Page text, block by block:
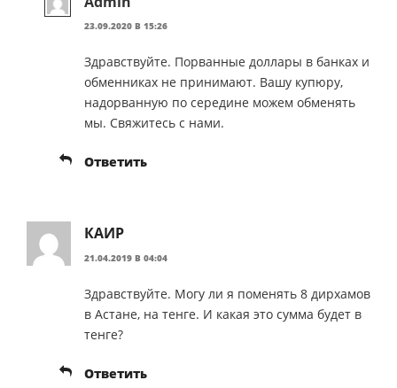
23.09.2020 В 15:26
Здравствуйте. Порванные доллары в банках и
обменниках не принимают. Вашу купюру,
надорванную по середине можем обменять
мы. Свяжитесь с нами.
Ответить
КАИР
21.04.2019 В 04:04
Здравствуйте. Могу ли я поменять 8 дирхамов
в Астане, на тенге. И какая это сумма будет в
тенге?
Ответить